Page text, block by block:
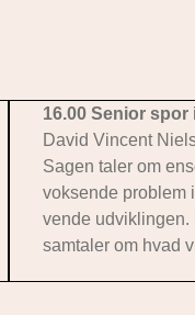
16.00 Senior spor
David Vincent
Sagen taler om
voksende problem
vende udviklingen.
samtaler om hvad